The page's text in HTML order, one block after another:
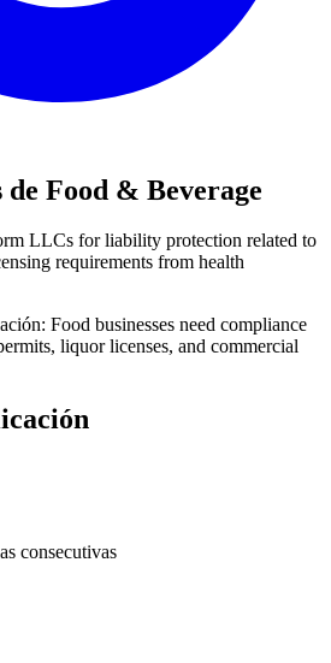
Food & Beverage
LLCs for liability protection related to
requirements from health
Food businesses need compliance
liquor licenses, and commercial
consecutivas